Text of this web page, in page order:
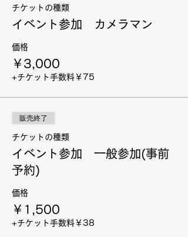
チケットの種類
イベント参加 カメラマン
価格
￥3,000
+チケット手数料￥75
販売終了
チケットの種類
イベント参加 一般参加(事前
予約)
価格
￥1,500
+チケット手数料￥38